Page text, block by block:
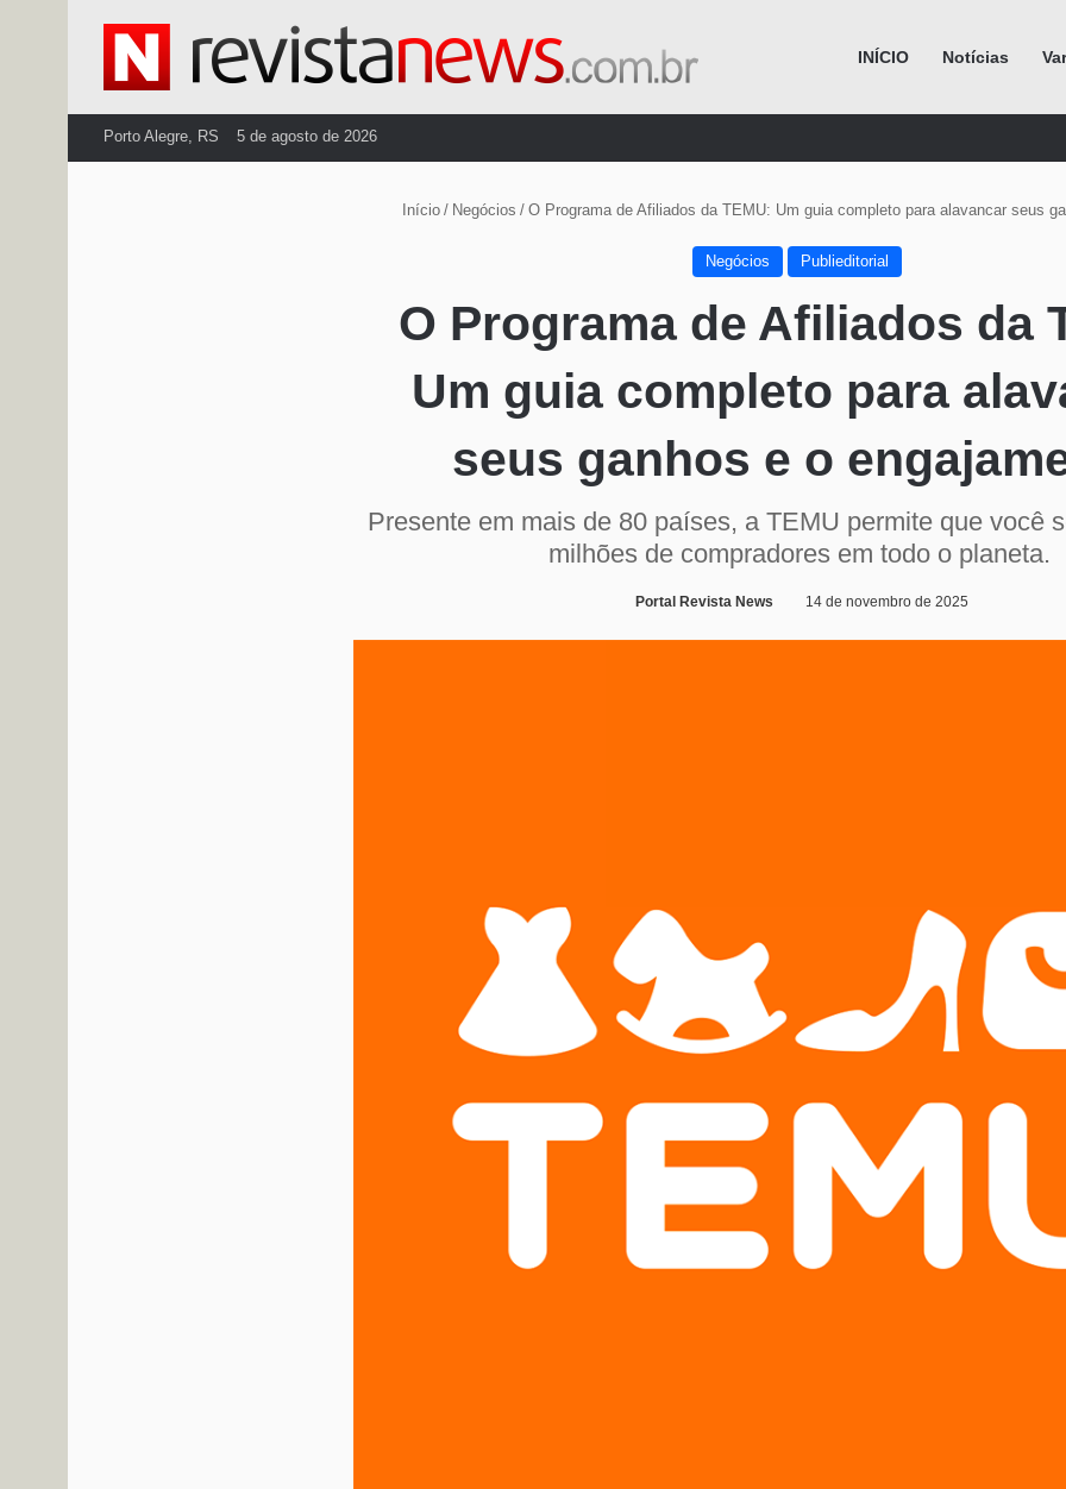
INÍCIO Notícias
Porto Alegre, RS 5 de agosto de 2026
Início / Negócios / O Programa de Afiliados da TEMU: Um guia completo para alavancar seus
Negócios Publieditorial
O Programa de Afiliados da
Um guia completo para
seus ganhos e o
Presente em mais de 80 países, a TEMU permite que você
milhões de compradores em todo o planeta.
Portal Revista News 14 de novembro de 2025